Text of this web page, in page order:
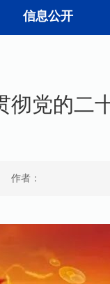
信息公开
彻党的二
作者：